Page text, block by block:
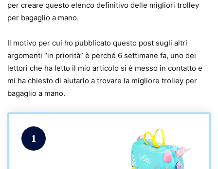
per creare questo elenco definitivo delle migliori trolley
per bagaglio a mano.
Il motivo per cui ho pubblicato questo post sugli altri
argomenti “in priorità” è perché 6 settimane fa, uno dei
lettori che ha letto il mio articolo si è messo in contatto e
mi ha chiesto di aiutarlo a trovare la migliore trolley per
bagaglio a mano.
1